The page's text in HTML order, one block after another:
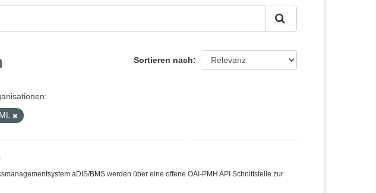
Sortieren nach
aDIS/BMS werden über eine offene OAI-PMH API Schnittstelle zur